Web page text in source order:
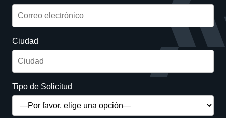
Ciudad
Tipo de Solicitud